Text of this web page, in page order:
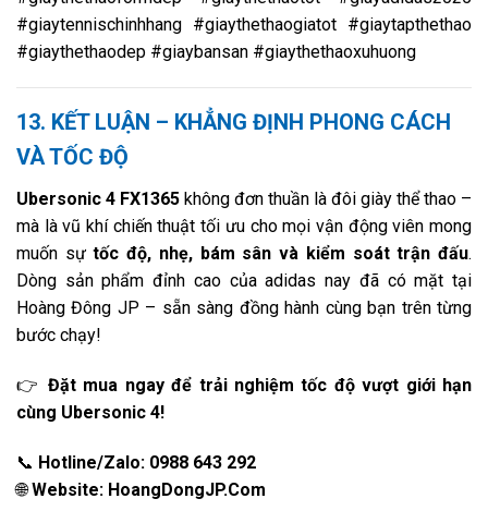
#giaytennischinhhang #giaythethaogiatot #giaytapthethao
#giaythethaodep #giaybansan #giaythethaoxuhuong
13. KẾT LUẬN – KHẲNG ĐỊNH PHONG CÁCH
VÀ TỐC ĐỘ
Ubersonic 4 FX1365 không đơn thuần là đôi giày thể thao –
mà là vũ khí chiến thuật tối ưu cho mọi vận động viên mong
muốn sựtốc độ, nhẹ, bám sân và kiểm soát trận đấu.
Dòng sản phẩm đỉnh cao của adidas nay đã có mặt tại
Hoàng Đông JP – sẵn sàng đồng hành cùng bạn trên từng
bước chạy!
👉 Đặt mua ngay để trải nghiệm tốc độ vượt giới hạn
cùng Ubersonic 4!
📞 Hotline/Zalo: 0988 643 292
🌐Website: HoangDongJP.Com